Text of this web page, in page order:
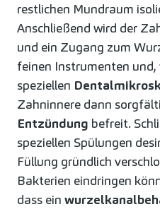
restlichen Mundraum
Anschließend wird der
und ein Zugang zum
feinen Instrumenten
speziellen
Zahninnere dann
Entzündung befreit.
speziellen Spülungen
Füllung gründlich
Bakterien eindringen
dass ein